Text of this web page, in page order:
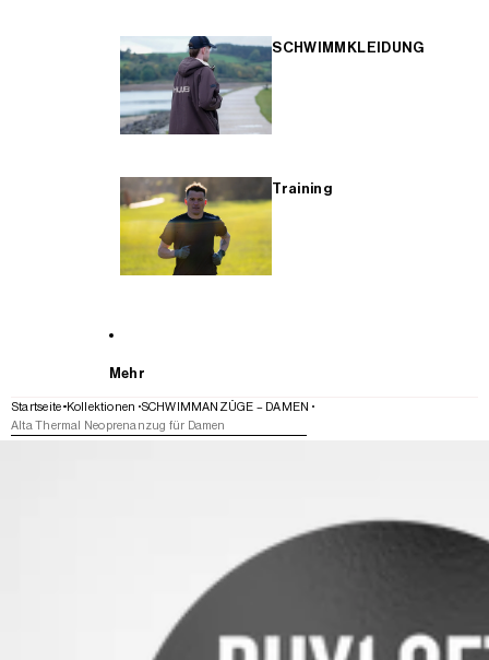
SCHWIMMKLEIDUNG
Training
Mehr
Startseite Kollektionen SCHWIMMANZÜGE – DAMEN
Alta Thermal Neoprenanzug für Damen
WEITER ZU DEN PRODUKTINFORMATIONEN